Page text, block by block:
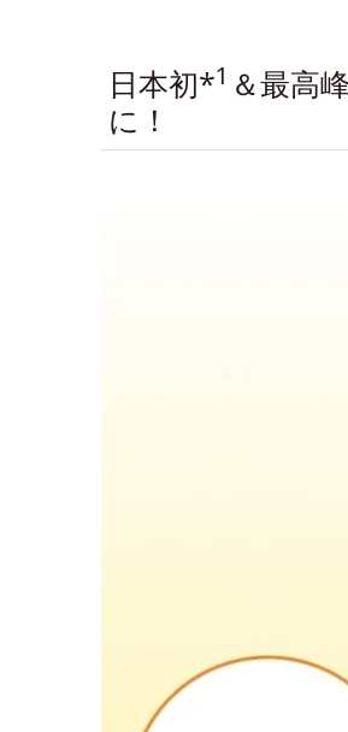
日本初*1 ＆最高
に！